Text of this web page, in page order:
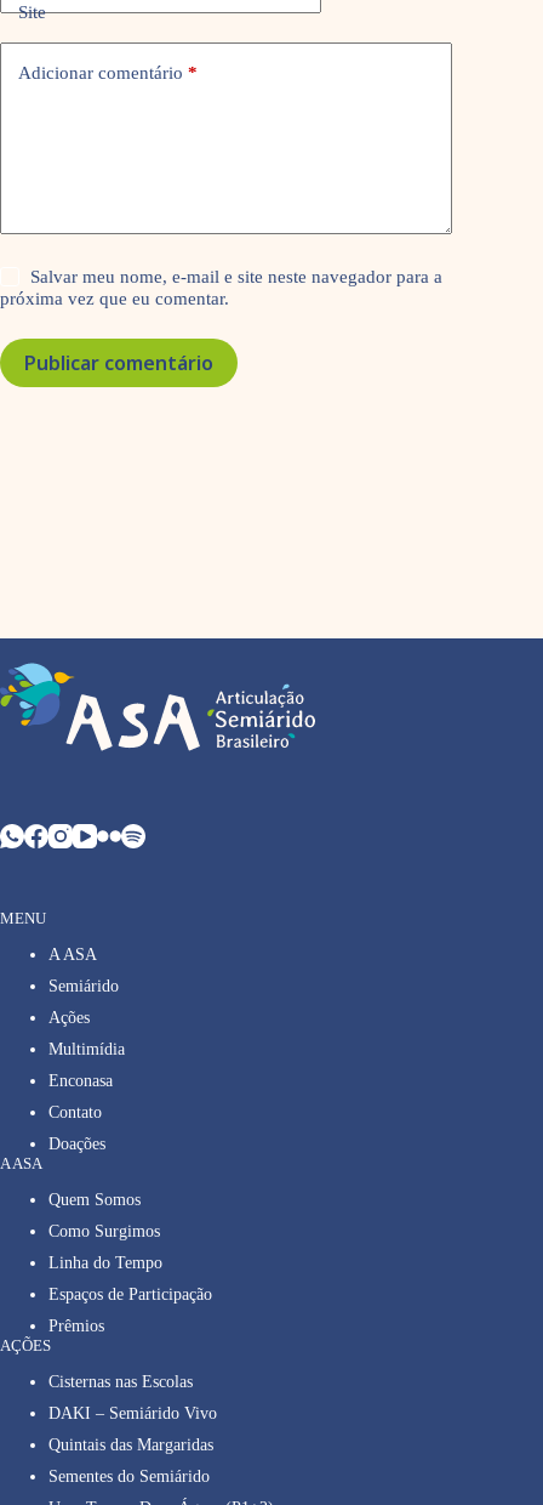
Site
Adicionar comentário *
Salvar meu nome, e-mail e site neste navegador para a
próxima vez que eu comentar.
Publicar comentário
MENU
A ASA
Semiárido
Ações
Multimídia
Enconasa
Contato
Doações
A ASA
Quem Somos
Como Surgimos
Linha do Tempo
Espaços de Participação
Prêmios
AÇÕES
Cisternas nas Escolas
DAKI – Semiárido Vivo
Quintais das Margaridas
Sementes do Semiárido